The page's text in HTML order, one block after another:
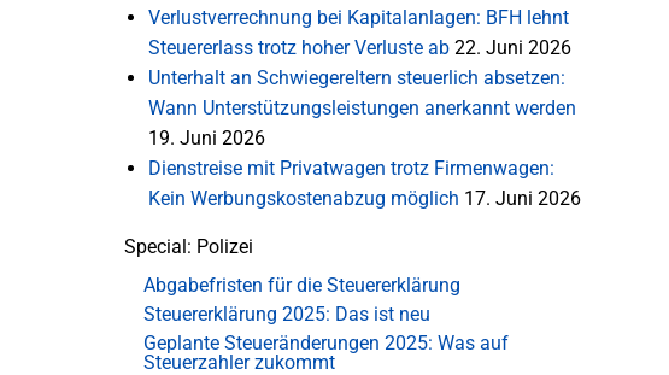
Verlustverrechnung bei Kapitalanlagen: BFH lehnt
Steuererlass trotz hoher Verluste ab 22. Juni 2026
Unterhalt an Schwiegereltern steuerlich absetzen:
Wann Unterstützungsleistungen anerkannt werden
19. Juni 2026
Dienstreise mit Privatwagen trotz Firmenwagen:
Kein Werbungskostenabzug möglich 17. Juni 2026
Special: Polizei
Abgabefristen für die Steuererklärung
Steuererklärung 2025: Das ist neu
Geplante Steueränderungen 2025: Was auf
Steuerzahler zukommt